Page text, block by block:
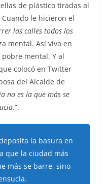
de plástico tiradas al
le hicieron el
las calles todos los
mental. Así viva en
mental. Y al
colocó en Twitter
del Alcalde de
no es la que más se
”.
la basura en
que la ciudad más
más se barre, sino